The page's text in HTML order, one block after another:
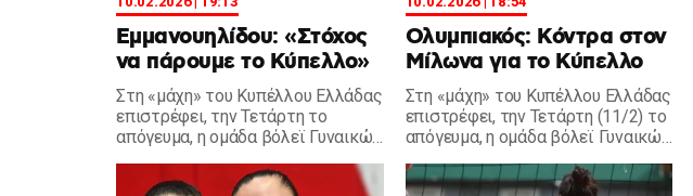
Εμμανουηλίδου: «Στόχος
να πάρουμε το Κύπελλο»
Στη «μάχη» του Κυπέλλου Ελλάδας
επιστρέφει, την Τετάρτη το
απόγευμα, η ομάδα βόλεϊ Γυναικών
έκανε δηλώσεις.
Ολυμπιακός: Κόντρα στον
Μίλωνα για το Κύπελλο
Στη «μάχη» του Κυπέλλου Ελλάδας
επιστρέφει, την Τετάρτη (11/2) το
απόγευμα, η ομάδα βόλεϊ Γυναικών
στον Μίλωνα.